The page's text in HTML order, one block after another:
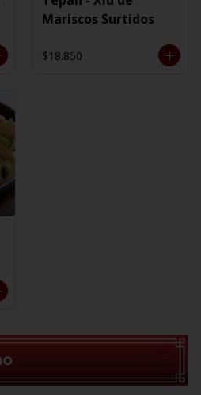
Mariscos Surtidos
$18.850